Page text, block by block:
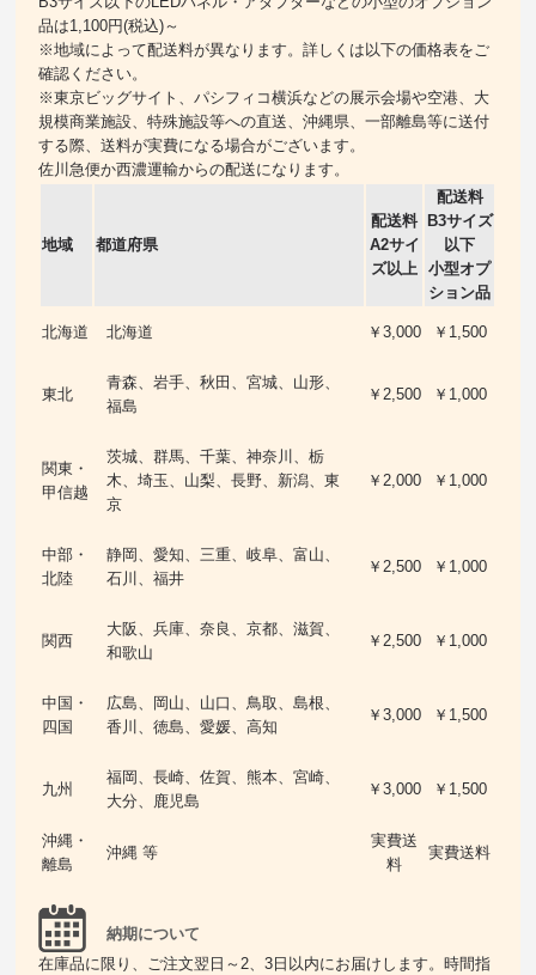
品は1,100円(税込)～
※地域によって配送料が異なります。詳しくは以下の価格表をご
確認ください。
※東京ビッグサイト、パシフィコ横浜などの展示会場や空港、大
規模商業施設、特殊施設等への直送、沖縄県、一部離島等に送付
する際、送料が実費になる場合がございます。
佐川急便か西濃運輸からの配送になります。
地域 都道府県
配送料
A2サイ
ズ以上
配送料
B3サイズ
以下
小型オプ
ション品
北海道 北海道 ￥3,000 ￥1,500
東北
青森、岩手、秋田、宮城、山形、
福島
￥2,500 ￥1,000
関東・
甲信越
茨城、群馬、千葉、神奈川、栃
木、埼玉、山梨、長野、新潟、東
京
￥2,000 ￥1,000
中部・
北陸
静岡、愛知、三重、岐阜、富山、
石川、福井
￥2,500 ￥1,000
関西
大阪、兵庫、奈良、京都、滋賀、
和歌山
￥2,500 ￥1,000
中国・
四国
広島、岡山、山口、鳥取、島根、
香川、徳島、愛媛、高知
￥3,000 ￥1,500
九州
福岡、長崎、佐賀、熊本、宮崎、
大分、鹿児島
￥3,000 ￥1,500
沖縄・
離島
沖縄 等
実費送
料
実費送料
納期について
在庫品に限り、ご注文翌日～2、3日以内にお届けします。時間指